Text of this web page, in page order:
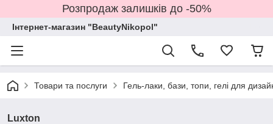
Розпродаж залишків до -50%
Інтернет-магазин "BeautyNikopol"
Товари та послуги Гель-лаки, бази, топи, гелі для
Luxton